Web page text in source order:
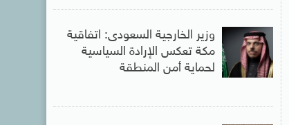
وزير الخارجية السعودى: اتفاقية
مكة تعكس الإرادة السياسية
لحماية أمن المنطقة